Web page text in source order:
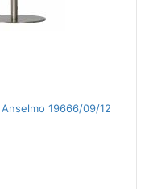
19666/09/12